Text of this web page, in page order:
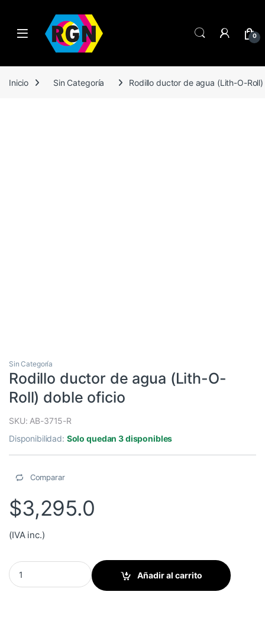
Open 0
Inicio Sin Categoría Rodillo ductor de agua (Lith-O-
Sin Categoría
Rodillo ductor de agua (Lith-O-
Roll) doble oficio
SKU: AB-3715-R
Disponibilidad: Solo quedan 3 disponibles
Comparar
$3,295.0
(IVA inc.)
Rodillo ductor de agua (Lith-O-Roll) doble oficio quantity
Añadir al carrito